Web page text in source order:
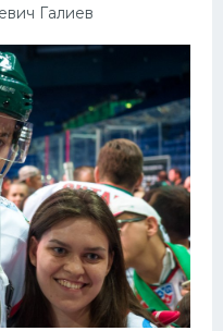
Галиев